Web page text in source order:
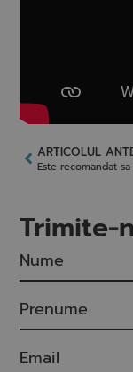
ARTICOLUL
Trimite-